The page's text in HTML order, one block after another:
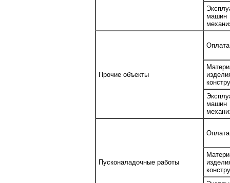
Прочие объекты
Пусконаладочные работы